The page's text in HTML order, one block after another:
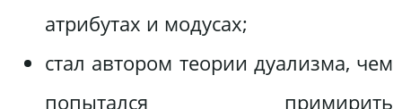
атрибутах и модусах;
стал автором теории дуализма, чем
попытался примирить